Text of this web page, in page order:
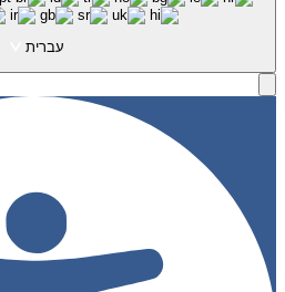
עברית